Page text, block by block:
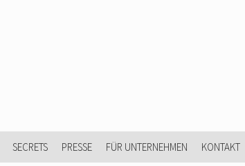
SECRETS PRESSE FÜR UNTERNEHMEN KONTAKT